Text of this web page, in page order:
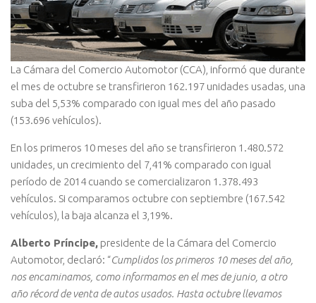
La Cámara del Comercio Automotor (CCA), informó que durante
el mes de octubre se transfirieron 162.197 unidades usadas, una
suba del 5,53% comparado con igual mes del año pasado
(153.696 vehículos).
En los primeros 10 meses del año se transfirieron 1.480.572
unidades, un crecimiento del 7,41% comparado con igual
período de 2014 cuando se comercializaron 1.378.493
vehículos. Si comparamos octubre con septiembre (167.542
vehículos), la baja alcanza el 3,19%.
Alberto Príncipe, presidente de la Cámara del Comercio
Automotor, declaró: “Cumplidos los primeros 10 meses del año,
nos encaminamos, como informamos en el mes de junio, a otro
año récord de venta de autos usados. Hasta octubre llevamos